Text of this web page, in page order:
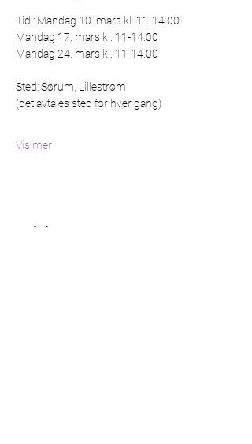
Tid : Mandag 10. mars kl. 11-14.00
Mandag 17. mars kl. 11-14.00
Mandag 24. mars kl. 11-14.00
Sted: Sørum, Lillestrøm
(det avtales sted for hver gang)
Vis mer
Del dette arrangementet